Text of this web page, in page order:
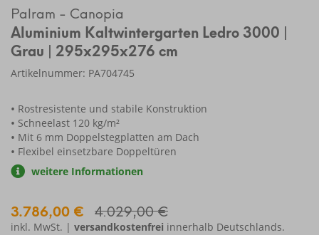
Palram - Canopia
Aluminium Kaltwintergarten Ledro 3000 |
Grau | 295x295x276 cm
Artikelnummer: PA704745
Rostresistente und stabile Konstruktion
Schneelast 120 kg/m²
Mit 6 mm Doppelstegplatten am Dach
Flexibel einsetzbare Doppeltüren
weitere Informationen
3.786,00 € 4.029,00 €
inkl. MwSt. | versandkostenfrei innerhalb Deutschlands.